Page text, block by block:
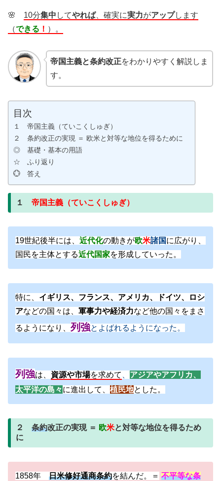
🌸 10分集中 してやれば、確実に実力がアップします
（できる ！ ）。
帝国主義と条約改正をわかりやすく解説しま
す。
目次
１ 帝国主義（ていこくしゅぎ）
２ 条約改正の実現 ＝ 欧米と対等な地位を得るために
◎ 基礎・基本の用語
☆ ふり返り
💮 答え
１ 帝国主義（ていこくしゅぎ）
19世紀後半には、 近代化の動きが欧米諸国に広がり、
国民を主体とする近代国家を形成していった。
特に、 イギリス、フランス、アメリカ、ドイツ、ロシ
アなどの国々は、 軍事力や経済力など他の国々をまさ
るようになり、 列強とよばれるようになった。
列強は、 資源や市場を求めて
アジアやアフリカ、
太平洋の島々に進出して、 植民地とした。
２ 条約改正の実現 ＝ 欧米と対等な地位を得るため
に
1858年 日米修好通商条約を結んだ。＝ 不平等な条